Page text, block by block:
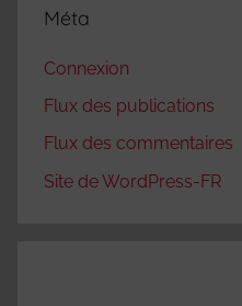
Méta
Connexion
Flux des publications
Flux des commentaires
Site de WordPress-FR